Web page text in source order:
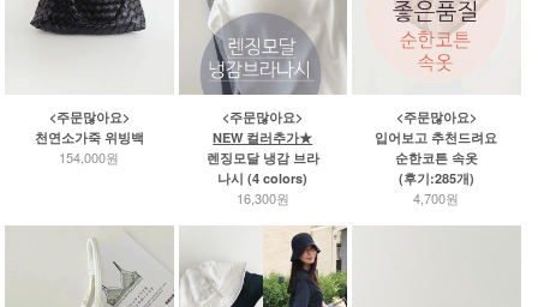
<주문많아요>
천연소가죽 위빙백
154,000원
<주문많아요>
NEW 컬러추가★
렌징모달 냉감 브라
나시 (4 colors)
16,300원
<주문많아요>
입어보고 추천드려요
순한코튼 속옷
(후기:285개)
4,700원